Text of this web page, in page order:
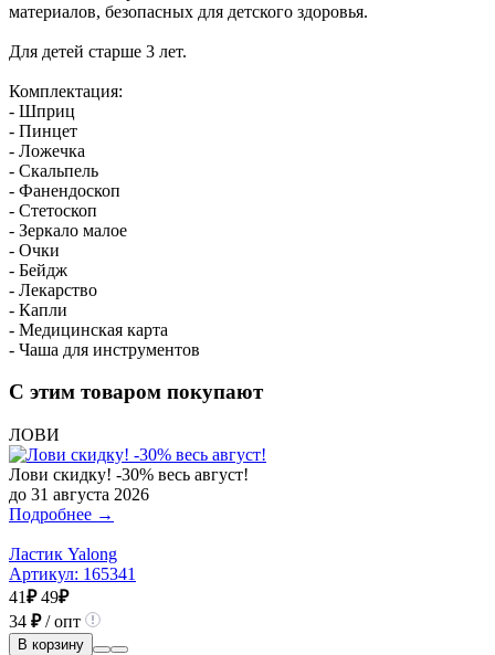
материалов, безопасных для детского здоровья.
Для детей старше 3 лет.
Комплектация:
- Шприц
- Пинцет
- Ложечка
- Скальпель
- Фанендоскоп
- Cтетоскоп
- Зеркало малое
- Очки
- Бейдж
- Лекарство
- Капли
- Медицинская карта
- Чаша для инструментов
С этим товаром покупают
ЛОВИ
Лови скидку! -30% весь август!
до 31 августа 2026
Подробнее →
Ластик Yalong
Артикул: 165341
41₽ 49₽
34 ₽/ опт
В корзину